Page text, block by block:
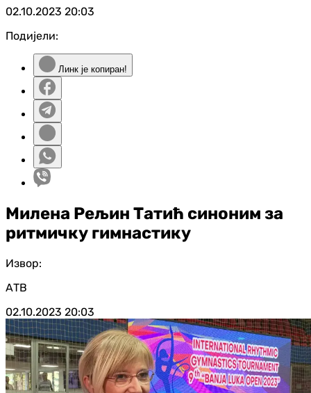
02.10.2023 20:03
Подијели:
Линк је копиран!
Милена Рељин Татић синоним за
ритмичку гимнастику
Извор:
АТВ
02.10.2023 20:03